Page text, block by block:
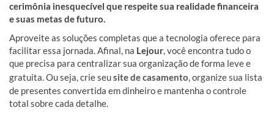
cerimônia inesquecível que respeite sua realidade financeira
e suas metas de futuro.
Aproveite as soluções completas que a tecnologia oferece para
facilitar essa jornada. Afinal, na Lejour, você encontra tudo o
que precisa para centralizar sua organização de forma leve e
gratuita. Ou seja, crie seusite de casamento, organize sua lista
de presentes convertida em dinheiro e mantenha o controle
total sobre cada detalhe.